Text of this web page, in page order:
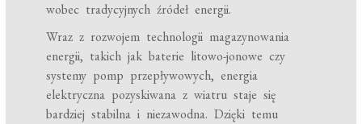
wobec tradycyjnych źródeł energii.
Wraz z rozwojem technologii magazynowania
energii, takich jak baterie litowo-jonowe czy
systemy pomp przepływowych, energia
elektryczna pozyskiwana z wiatru staje się
bardziej stabilna i niezawodna. Dzięki temu